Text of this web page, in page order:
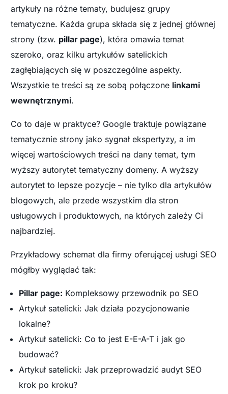
artykuły na różne tematy, budujesz grupy
tematyczne. Każda grupa składa się z jednej głównej
strony (tzw. pillar page), która omawia temat
szeroko, oraz kilku artykułów satelickich
zagłębiających się w poszczególne aspekty.
Wszystkie te treści są ze sobą połączone linkami
wewnętrznymi.
Co to daje w praktyce? Google traktuje powiązane
tematycznie strony jako sygnał ekspertyzy, a im
więcej wartościowych treści na dany temat, tym
wyższy autorytet tematyczny domeny. A wyższy
autorytet to lepsze pozycje – nie tylko dla artykułów
blogowych, ale przede wszystkim dla stron
usługowych i produktowych, na których zależy Ci
najbardziej.
Przykładowy schemat dla firmy oferującej usługi SEO
mógłby wyglądać tak:
Pillar page: Kompleksowy przewodnik po SEO
Artykuł satelicki: Jak działa pozycjonowanie
lokalne?
Artykuł satelicki: Co to jest E-E-A-T i jak go
budować?
Artykuł satelicki: Jak przeprowadzić audyt SEO
krok po kroku?